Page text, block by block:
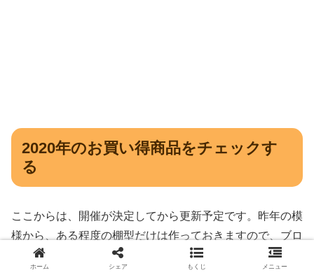
2020年のお買い得商品をチェックす
る
ここからは、開催が決定してから更新予定です。昨年の模
様から、ある程度の棚型だけは作っておきますので、ブロ
グ記事の制作に興味がある方は、ぜひ、真似してみてくだ
ホーム シェア もくじ メニュー